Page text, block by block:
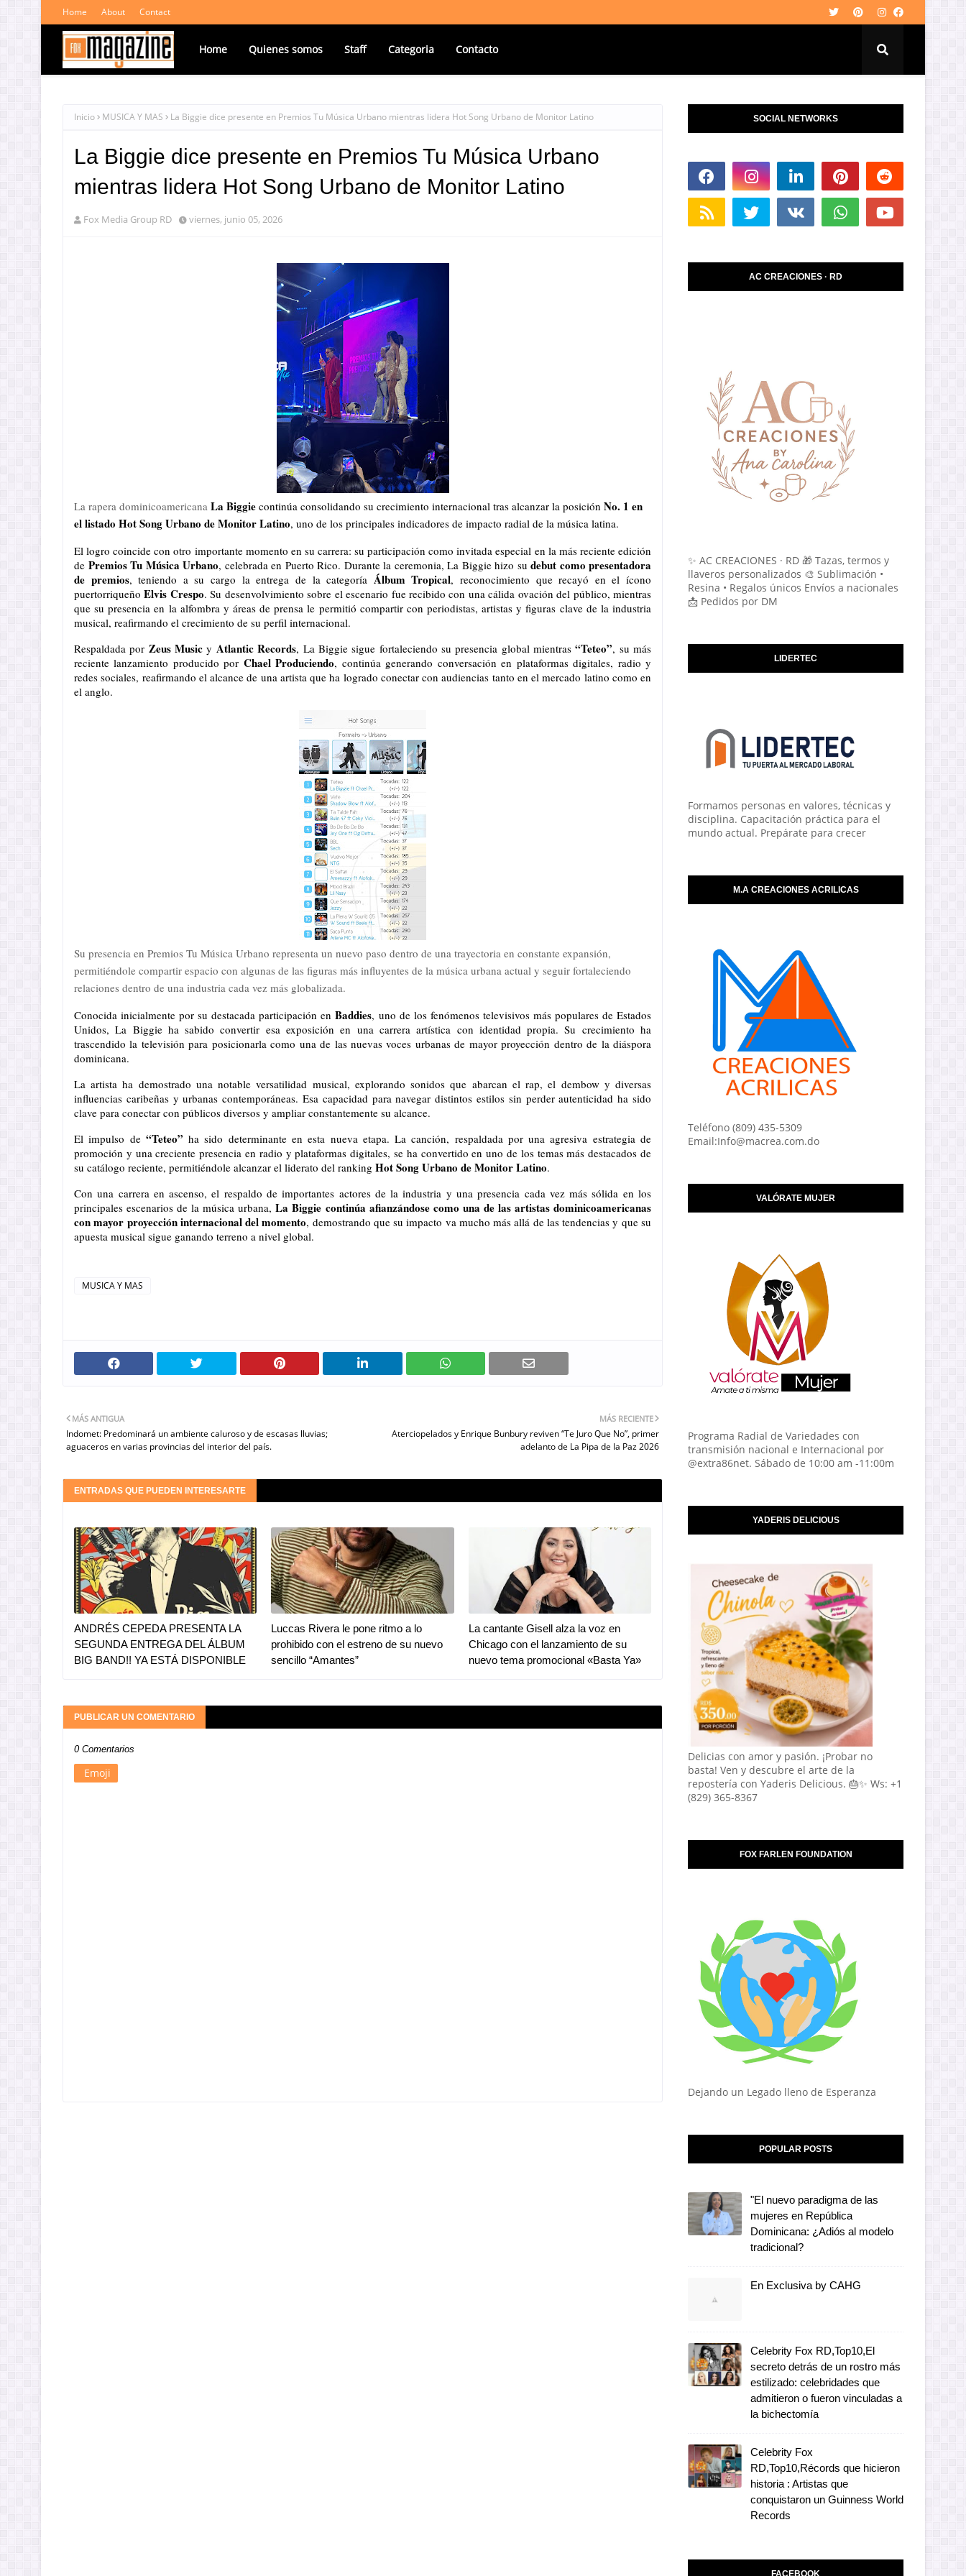
Home About Contact
Home Quienes somos Staff Categoria Contacto
Inicio MUSICA Y MAS La Biggie dice presente en Premios Tu Música Urbano mientras lidera Hot Song Urbano de Monitor Latino
La Biggie dice presente en Premios Tu Música Urbano
mientras lidera Hot Song Urbano de Monitor Latino
Fox Media Group RD viernes, junio 05, 2026
La rapera dominicoamericana La Biggie continúa consolidando su crecimiento internacional tras alcanzar la posición No. 1 en
el listado Hot Song Urbano de Monitor Latino, uno de los principales indicadores de impacto radial de la música latina.
El logro coincide con otro importante momento en su carrera: su participación como invitada especial en la más reciente edición
de Premios Tu Música Urbano, celebrada en Puerto Rico. Durante la ceremonia, La Biggie hizo su debut como presentadora
de premios, teniendo a su cargo la entrega de la categoría Álbum Tropical, reconocimiento que recayó en el ícono
puertorriqueño Elvis Crespo. Su desenvolvimiento sobre el escenario fue recibido con una cálida ovación del público, mientras
que su presencia en la alfombra y áreas de prensa le permitió compartir con periodistas, artistas y figuras clave de la industria
musical, reafirmando el crecimiento de su perfil internacional.
Respaldada por Zeus Music y Atlantic Records, La Biggie sigue fortaleciendo su presencia global mientras “Teteo”, su más
reciente lanzamiento producido por Chael Produciendo, continúa generando conversación en plataformas digitales, radio y
redes sociales, reafirmando el alcance de una artista que ha logrado conectar con audiencias tanto en el mercado latino como en
el anglo.
Su presencia en Premios Tu Música Urbano representa un nuevo paso dentro de una trayectoria en constante expansión,
permitiéndole compartir espacio con algunas de las figuras más influyentes de la música urbana actual y seguir fortaleciendo
relaciones dentro de una industria cada vez más globalizada.
Conocida inicialmente por su destacada participación en Baddies, uno de los fenómenos televisivos más populares de Estados
Unidos, La Biggie ha sabido convertir esa exposición en una carrera artística con identidad propia. Su crecimiento ha
trascendido la televisión para posicionarla como una de las nuevas voces urbanas de mayor proyección dentro de la diáspora
dominicana.
La artista ha demostrado una notable versatilidad musical, explorando sonidos que abarcan el rap, el dembow y diversas
influencias caribeñas y urbanas contemporáneas. Esa capacidad para navegar distintos estilos sin perder autenticidad ha sido
clave para conectar con públicos diversos y ampliar constantemente su alcance.
El impulso de “Teteo” ha sido determinante en esta nueva etapa. La canción, respaldada por una agresiva estrategia de
promoción y una creciente presencia en radio y plataformas digitales, se ha convertido en uno de los temas más destacados de
su catálogo reciente, permitiéndole alcanzar el liderato del ranking Hot Song Urbano de Monitor Latino.
Con una carrera en ascenso, el respaldo de importantes actores de la industria y una presencia cada vez más sólida en los
principales escenarios de la música urbana, La Biggie continúa afianzándose como una de las artistas dominicoamericanas
con mayor proyección internacional del momento, demostrando que su impacto va mucho más allá de las tendencias y que su
apuesta musical sigue ganando terreno a nivel global.
MUSICA Y MAS
MÁS RECIENTE
Aterciopelados y Enrique Bunbury reviven “Te Juro Que No”, primer
adelanto de La Pipa de la Paz 2026
MÁS ANTIGUA
Indomet: Predominará un ambiente caluroso y de escasas lluvias;
aguaceros en varias provincias del interior del país.
ENTRADAS QUE PUEDEN INTERESARTE
ANDRÉS CEPEDA PRESENTA LA
SEGUNDA ENTREGA DEL ÁLBUM
BIG BAND!! YA ESTÁ DISPONIBLE
Luccas Rivera le pone ritmo a lo
prohibido con el estreno de su nuevo
sencillo “Amantes”
La cantante Gisell alza la voz en
Chicago con el lanzamiento de su
nuevo tema promocional «Basta Ya»
PUBLICAR UN COMENTARIO
0 Comentarios
Emoji
SOCIAL NETWORKS
AC CREACIONES · RD
✨ AC CREACIONES · RD 🎁 Tazas, termos y
llaveros personalizados 🎨 Sublimación •
Resina • Regalos únicos Envíos a nacionales
📩 Pedidos por DM
LIDERTEC
Formamos personas en valores, técnicas y
disciplina. Capacitación práctica para el
mundo actual. Prepárate para crecer
M.A CREACIONES ACRILICAS
Teléfono (809) 435-5309
Email:Info@macrea.com.do
VALÓRATE MUJER
Programa Radial de Variedades con
transmisión nacional e Internacional por
@extra86net. Sábado de 10:00 am -11:00m
YADERIS DELICIOUS
Delicias con amor y pasión. ¡Probar no
basta! Ven y descubre el arte de la
repostería con Yaderis Delicious. 🎂✨ Ws: +1
(829) 365-8367
FOX FARLEN FOUNDATION
Dejando un Legado lleno de Esperanza
POPULAR POSTS
"El nuevo paradigma de las
mujeres en República
Dominicana: ¿Adiós al modelo
tradicional?
En Exclusiva by CAHG
Celebrity Fox RD,Top10,El
secreto detrás de un rostro más
estilizado: celebridades que
admitieron o fueron vinculadas a
la bichectomía
Celebrity Fox
RD,Top10,Récords que hicieron
historia : Artistas que
conquistaron un Guinness World
Records
FACEBOOK